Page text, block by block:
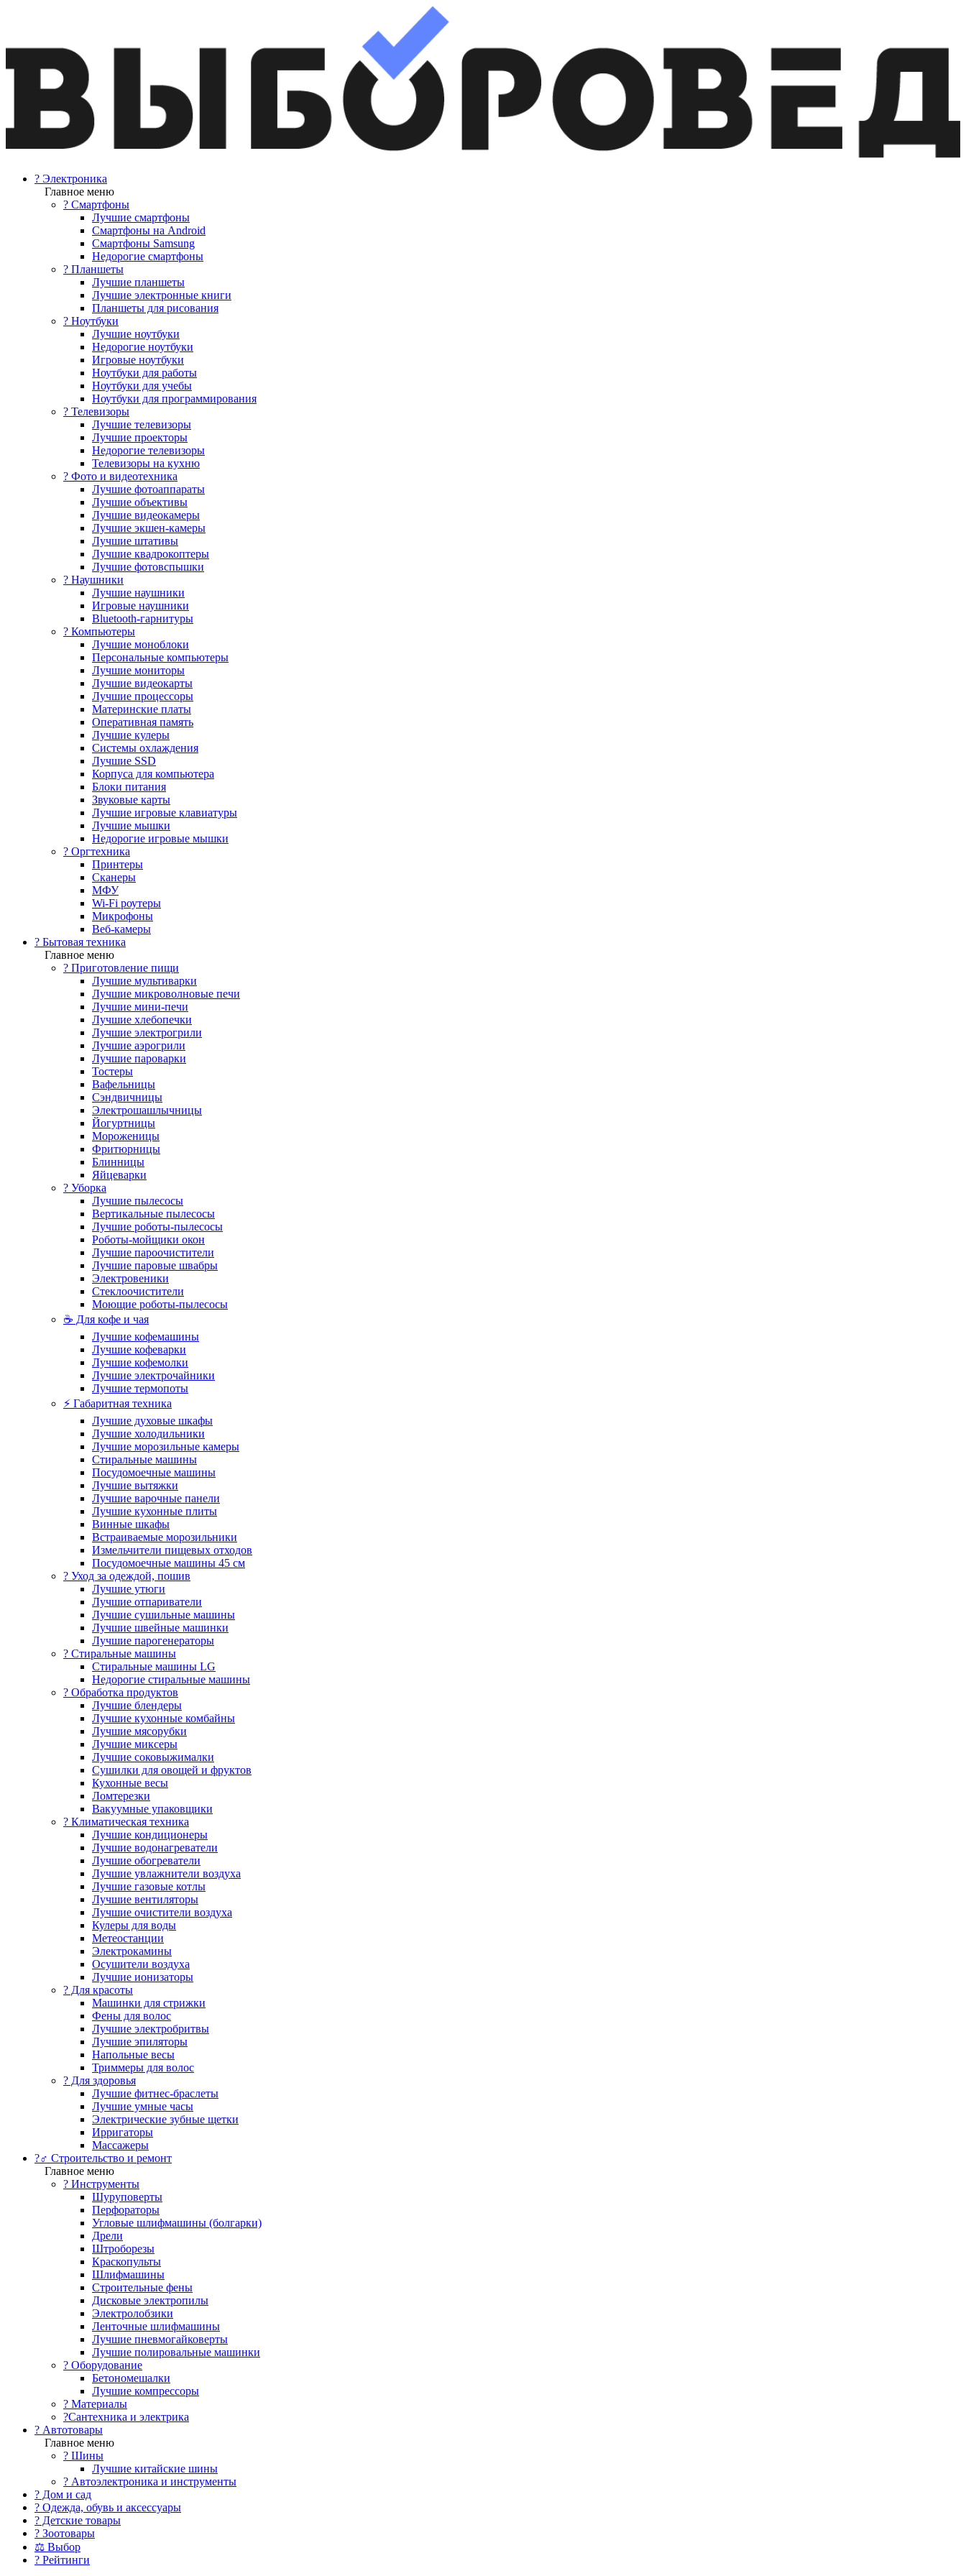
? Электроника
Главное меню
? Смартфоны
Лучшие смартфоны
Смартфоны на Android
Смартфоны Samsung
Недорогие смартфоны
? Планшеты
Лучшие планшеты
Лучшие электронные книги
Планшеты для рисования
? Ноутбуки
Лучшие ноутбуки
Недорогие ноутбуки
Игровые ноутбуки
Ноутбуки для работы
Ноутбуки для учебы
Ноутбуки для программирования
? Телевизоры
Лучшие телевизоры
Лучшие проекторы
Недорогие телевизоры
Телевизоры на кухню
? Фото и видеотехника
Лучшие фотоаппараты
Лучшие объективы
Лучшие видеокамеры
Лучшие экшен-камеры
Лучшие штативы
Лучшие квадрокоптеры
Лучшие фотовспышки
? Наушники
Лучшие наушники
Игровые наушники
Bluetooth-гарнитуры
?️ Компьютеры
Лучшие моноблоки
Персональные компьютеры
Лучшие мониторы
Лучшие видеокарты
Лучшие процессоры
Материнские платы
Оперативная память
Лучшие кулеры
Системы охлаждения
Лучшие SSD
Корпуса для компьютера
Блоки питания
Звуковые карты
Лучшие игровые клавиатуры
Лучшие мышки
Недорогие игровые мышки
?️ Оргтехника
Принтеры
Сканеры
МФУ
Wi-Fi роутеры
Микрофоны
Веб-камеры
? Бытовая техника
Главное меню
? Приготовление пищи
Лучшие мультиварки
Лучшие микроволновые печи
Лучшие мини-печи
Лучшие хлебопечки
Лучшие электрогрили
Лучшие аэрогрили
Лучшие пароварки
Тостеры
Вафельницы
Сэндвичницы
Электрошашлычницы
Йогуртницы
Мороженицы
Фритюрницы
Блинницы
Яйцеварки
? Уборка
Лучшие пылесосы
Вертикальные пылесосы
Лучшие роботы-пылесосы
Роботы-мойщики окон
Лучшие пароочистители
Лучшие паровые швабры
Электровеники
Стеклоочистители
Моющие роботы-пылесосы
☕ Для кофе и чая
Лучшие кофемашины
Лучшие кофеварки
Лучшие кофемолки
Лучшие электрочайники
Лучшие термопоты
⚡ Габаритная техника
Лучшие духовые шкафы
Лучшие холодильники
Лучшие морозильные камеры
Стиральные машины
Посудомоечные машины
Лучшие вытяжки
Лучшие варочные панели
Лучшие кухонные плиты
Винные шкафы
Встраиваемые морозильники
Измельчители пищевых отходов
Посудомоечные машины 45 см
? Уход за одеждой, пошив
Лучшие утюги
Лучшие отпариватели
Лучшие сушильные машины
Лучшие швейные машинки
Лучшие парогенераторы
? Стиральные машины
Стиральные машины LG
Недорогие стиральные машины
? Обработка продуктов
Лучшие блендеры
Лучшие кухонные комбайны
Лучшие мясорубки
Лучшие миксеры
Лучшие соковыжималки
Сушилки для овощей и фруктов
Кухонные весы
Ломтерезки
Вакуумные упаковщики
?️ Климатическая техника
Лучшие кондиционеры
Лучшие водонагреватели
Лучшие обогреватели
Лучшие увлажнители воздуха
Лучшие газовые котлы
Лучшие вентиляторы
Лучшие очистители воздуха
Кулеры для воды
Метеостанции
Электрокамины
Осушители воздуха
Лучшие ионизаторы
? Для красоты
Машинки для стрижки
Фены для волос
Лучшие электробритвы
Лучшие эпиляторы
Напольные весы
Триммеры для волос
? Для здоровья
Лучшие фитнес-браслеты
Лучшие умные часы
Электрические зубные щетки
Ирригаторы
Массажеры
?‍♂️ Строительство и ремонт
Главное меню
?️ Инструменты
Шуруповерты
Перфораторы
Угловые шлифмашины (болгарки)
Дрели
Штроборезы
Краскопульты
Шлифмашины
Строительные фены
Дисковые электропилы
Электролобзики
Ленточные шлифмашины
Лучшие пневмогайковерты
Лучшие полировальные машинки
?️ Оборудование
Бетономешалки
Лучшие компрессоры
? Материалы
?Сантехника и электрика
? Автотовары
Главное меню
? Шины
Лучшие китайские шины
? Автоэлектроника и инструменты
? Дом и сад
? Одежда, обувь и аксессуары
? Детские товары
? Зоотовары
⚖ Выбор
? Рейтинги